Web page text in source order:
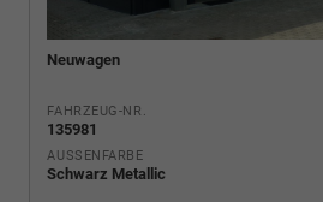
Neuwagen
FAHRZEUG-NR.
135981
AUSSENFARBE
Schwarz Metallic